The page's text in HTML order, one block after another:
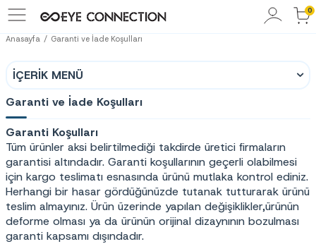
0
Anasayfa Garanti ve İade Koşulları
İÇERIK MENÜ
Garanti ve İade Koşulları
Garanti Koşulları
Tüm ürünler aksi belirtilmediği takdirde üretici firmaların
garantisi altındadır. Garanti koşullarının geçerli olabilmesi
için kargo teslimatı esnasında ürünü mutlaka kontrol ediniz.
Herhangi bir hasar gördüğünüzde tutanak tutturarak ürünü
teslim almayınız. Ürün üzerinde yapılan değişiklikler,ürünün
deforme olması ya da ürünün orijinal dizaynının bozulması
garanti kapsamı dışındadır.